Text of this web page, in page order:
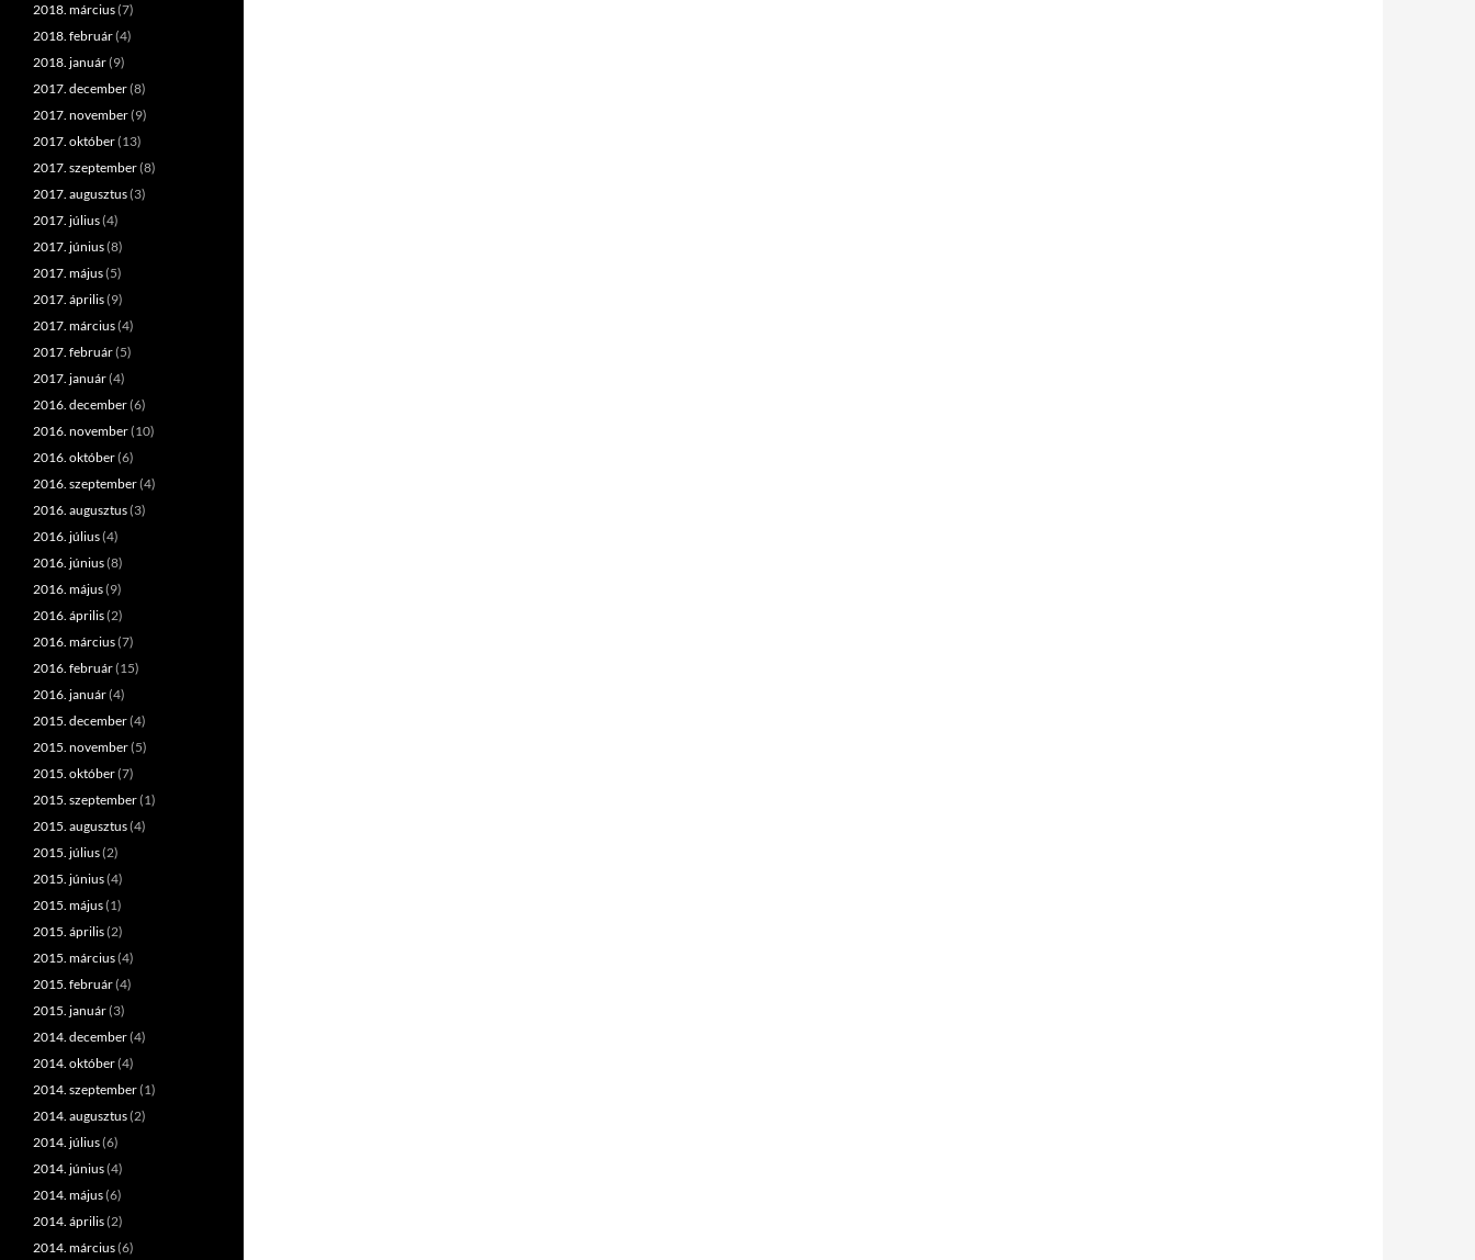
2018. március(7)
2018. február(4)
2018. január(9)
2017. december(8)
2017. november(9)
2017. október(13)
2017. szeptember(8)
2017. augusztus(3)
2017. július(4)
2017. június(8)
2017. május(5)
2017. április(9)
2017. március(4)
2017. február(5)
2017. január(4)
2016. december(6)
2016. november(10)
2016. október(6)
2016. szeptember(4)
2016. augusztus(3)
2016. július(4)
2016. június(8)
2016. május(9)
2016. április(2)
2016. március(7)
2016. február(15)
2016. január(4)
2015. december(4)
2015. november(5)
2015. október(7)
2015. szeptember(1)
2015. augusztus(4)
2015. július(2)
2015. június(4)
2015. május(1)
2015. április(2)
2015. március(4)
2015. február(4)
2015. január(3)
2014. december(4)
2014. október(4)
2014. szeptember(1)
2014. augusztus(2)
2014. július(6)
2014. június(4)
2014. május(6)
2014. április(2)
2014. március(6)